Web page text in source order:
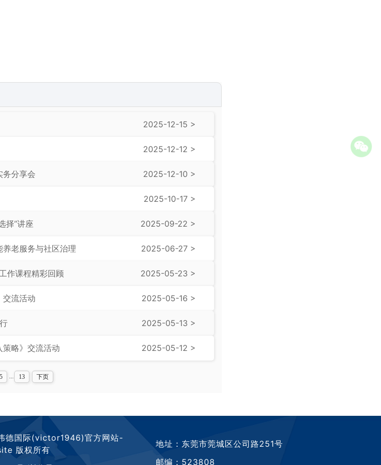
2025-12-15 >
2025-12-12 >
分享会 2025-12-10 >
2025-10-17 >
择”讲座 2025-09-22 >
老服务与社区治理 2025-06-27 >
作课程精彩回顾 2025-05-23 >
流活动 2025-05-16 >
2025-05-13 >
略》交流活动 2025-05-12 >
5 13 下页
国际(victor1946)官方网站-
版权所有
地址：东莞市莞城区公司路251号
邮编：523808